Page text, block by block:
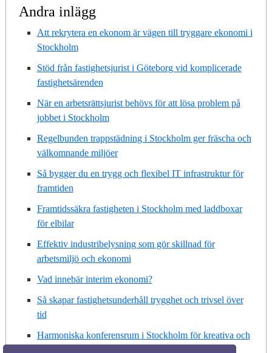
Andra inlägg
Att rekrytera en ekonom är vägen till tryggare ekonomi i
Stockholm
Stöd från fastighetsjurist i Göteborg vid komplicerade
fastighetsärenden
När en arbetsrättsjurist behövs för att lösa problem på
jobbet i Stockholm
Regelbunden trappstädning i Stockholm ger fräscha och
välkomnande miljöer
Så bygger du en trygg och flexibel IT infrastruktur för
framtiden
Framtidssäkra fastigheten i Stockholm med laddboxar
för elbilar
Effektiv industribelysning som gör skillnad för
arbetsmiljö och ekonomi
Vad innebär interim ekonomi?
Så skapar fastighetsunderhåll trygghet och trivsel över
tid
Harmoniska konferensrum i Stockholm för kreativa och